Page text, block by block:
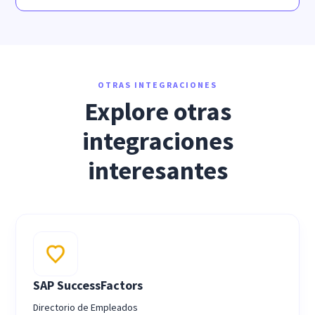
OTRAS INTEGRACIONES
Explore otras
integraciones
interesantes
SAP SuccessFactors
Directorio de Empleados